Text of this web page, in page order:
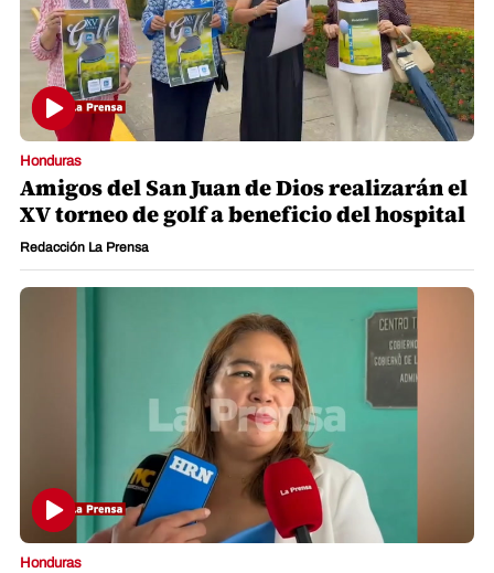
Honduras
Amigos del San Juan de Dios realizarán el
XV torneo de golf a beneficio del hospital
Redacción La Prensa
Honduras